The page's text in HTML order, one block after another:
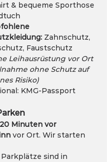
& bequeme Sporthose
Zahnschutz,
Faustschutz
Leihausrüstung vor Ort
ohne Schutz auf
Risiko)
KMG-Passport
Minuten vor
vor Ort. Wir starten
sind in